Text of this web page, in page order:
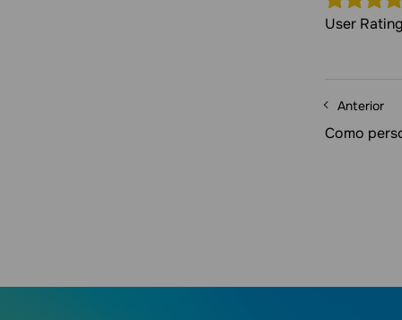
User
Anterior
Como